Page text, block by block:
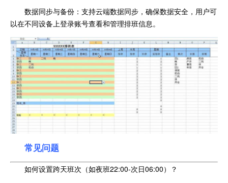
数据同步与备份：支持云端数据同步，确保数据安全，用户可
以在不同设备上登录账号查看和管理排班信息。
常见问题
如何设置跨天班次（如夜班22:00-次日06:00）？